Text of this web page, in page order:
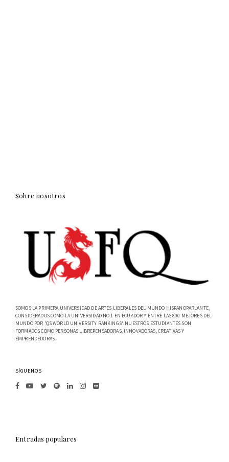
Sobre nosotros
SOMOS LA PRIMERA UNIVERSIDAD DE ARTES LIBERALES DEL MUNDO HISPANOPARLANTE,
CONSIDERADOS COMO LA UNIVERSIDAD NO.1 EN ECUADOR Y ENTRE LAS 800 MEJORES DEL
MUNDO POR 'QS WORLD UNIVERSITY RANKINGS'. NUESTROS ESTUDIANTES SON
FORMADOS COMO PERSONAS LIBREPENSADORAS, INNOVADORAS, CREATIVAS Y
EMPRENDEDORAS.
SÍGUENOS
Entradas populares